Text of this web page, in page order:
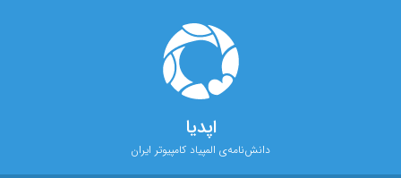
اپدیا
دانش‌نامه‌ی المپیاد کامپیوتر ایران